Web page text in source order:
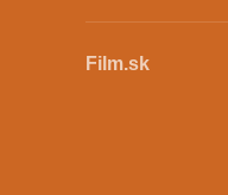
Film.sk